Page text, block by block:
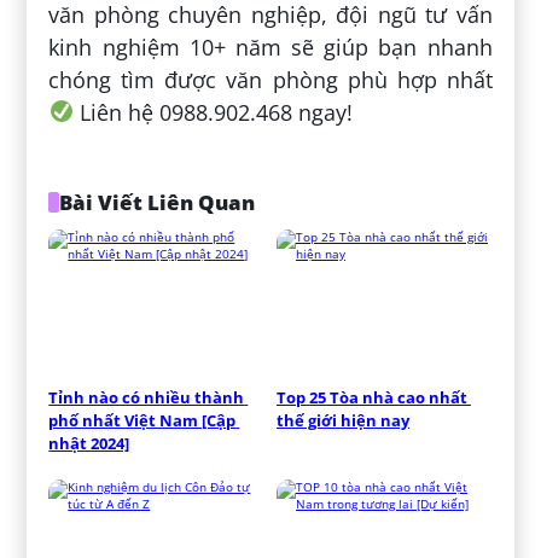
văn phòng chuyên nghiệp, đội ngũ tư vấn
kinh nghiệm 10+ năm sẽ giúp bạn nhanh
chóng tìm được văn phòng phù hợp nhất
Liên hệ 0988.902.468 ngay!
Bài Viết Liên Quan
Tỉnh nào có nhiều thành
phố nhất Việt Nam [Cập
nhật 2024]
Top 25 Tòa nhà cao nhất
thế giới hiện nay